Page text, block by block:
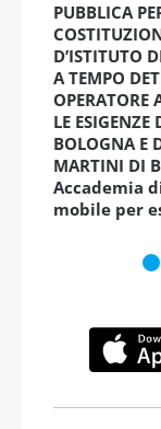
PUBBLICA
D’ISTITUTO
A TEMPO
OPERATORE
LE ESIGENZE
BOLOGNA E
MARTINI DI
Accademia
mobile per